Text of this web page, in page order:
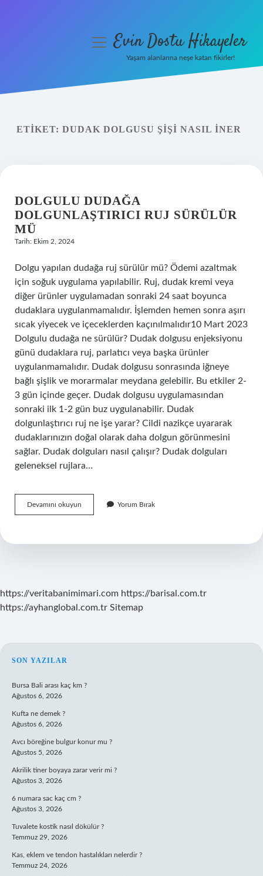
Yasal Uyarı
menüyüEvin Dostu Hikayeler
Yaşam alanlarına neşe katan fikirler!
ETIKET: DUDAK DOLGUSU ŞIŞI NASIL INER
DOLGULU DUDAĞA
DOLGUNLAŞTIRICI RUJ SÜRÜLÜR
MÜ
Tarih: Ekim 2, 2024
Dolgu yapılan dudağa ruj sürülür mü? Ödemi azaltmak
için soğuk uygulama yapılabilir. Ruj, dudak kremi veya
diğer ürünler uygulamadan sonraki 24 saat boyunca
dudaklara uygulanmamalıdır. İşlemden hemen sonra aşırı
sıcak yiyecek ve içeceklerden kaçınılmalıdır10 Mart 2023
Dolgulu dudağa ne sürülür? Dudak dolgusu enjeksiyonu
günü dudaklara ruj, parlatıcı veya başka ürünler
uygulanmamalıdır. Dudak dolgusu sonrasında iğneye
bağlı şişlik ve morarmalar meydana gelebilir. Bu etkiler 2-
3 gün içinde geçer. Dudak dolgusu uygulamasından
sonraki ilk 1-2 gün buz uygulanabilir. Dudak
dolgunlaştırıcı ruj ne işe yarar? Cildi nazikçe uyararak
dudaklarınızın doğal olarak daha dolgun görünmesini
sağlar. Dudak dolguları nasıl çalışır? Dudak dolguları
geleneksel rujlara…
Devamını okuyun
Dudağa
Sürülür
Yorum Bırak
https://veritabanimimari.com https://barisal.com.tr
https://ayhanglobal.com.tr Sitemap
SIDEBAR
SON YAZILAR
Bursa Bali arası kaç km ?
Ağustos 6, 2026
Kufta ne demek ?
Ağustos 6, 2026
Avcı böreğine bulgur konur mu ?
Ağustos 5, 2026
Akrilik tiner boyaya zarar verir mi ?
Ağustos 3, 2026
6 numara sac kaç cm ?
Ağustos 3, 2026
Tuvalete kostik nasıl dökülür ?
Temmuz 29, 2026
Kas, eklem ve tendon hastalıkları nelerdir ?
Temmuz 24, 2026